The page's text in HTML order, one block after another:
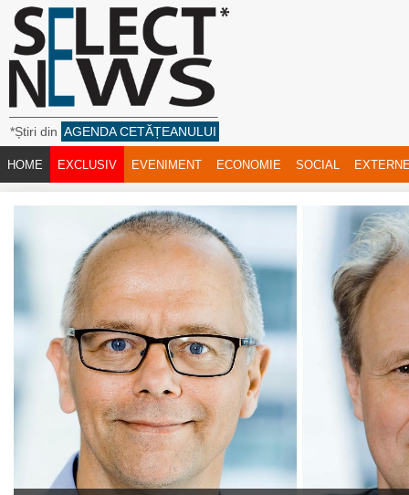
*Știri din AGENDA CETĂȚEANULUI
HOME EXCLUSIV EVENIMENT ECONOMIE SOCIAL